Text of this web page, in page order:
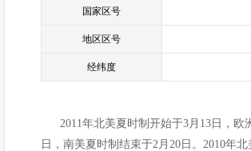
国家区号
地区区号
经纬度
2011年北美夏时制开始于3月13日，
日，南美夏时制结束于2月20日。2010年